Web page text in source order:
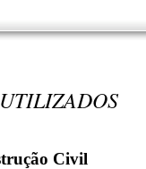
Civil